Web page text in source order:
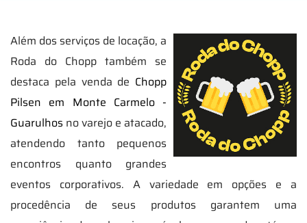
Além dos serviços de locação, a
Roda do Chopp também se
destaca pela venda de Chopp
Pilsen em Monte Carmelo -
Guarulhos no varejo e atacado,
atendendo tanto pequenos
encontros quanto grandes
eventos corporativos. A variedade em opções e a
procedência de seus produtos garantem uma